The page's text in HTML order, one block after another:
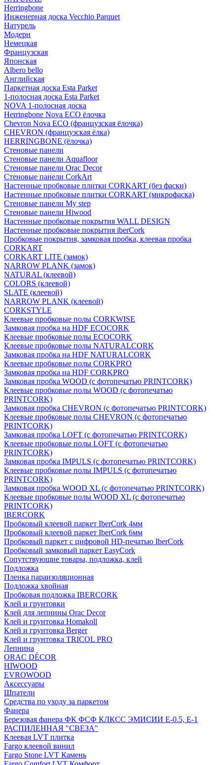
Herringbone
Инженерная доска Vecchio Parquet
Натурель
Модерн
Немецкая
Французская
Японская
Albero bello
Английская
Паркетная доска Esta Parket
1-полосная доска Esta Parket
NOVA 1-полосная доска
Herringbone Nova ECO ёлочка
Chevron Nova ECO (французская ёлочка)
CHEVRON (французская ёлка)
HERRINGBONE (ёлочка)
Стеновые панели
Стеновые панели Aquafloor
Стеновые панели Orac Decor
Стеновые панели CorkArt
Настенные пробковые плитки CORKART (без фаски)
Настенные пробковые плитки CORKART (микрофаска)
Стеновые панели My step
Стеновые панели Hiwood
Настенные пробковые покрытия WALL DESIGN
Настенные пробковые покрытия iberCork
Пробковые покрытия, замковая пробка, клеевая пробка
CORKART
CORKART LITE (замок)
NARROW PLANK (замок)
NATURAL (клеевой)
COLORS (клеевой)
SLATE (клеевой)
NARROW PLANK (клеевой)
CORKSTYLE
Клеевые пробковые полы CORKWISE
Замковая пробка на HDF ECOCORK
Клеевые пробковые полы ECOCORK
Клеевые пробковые полы NATURALCORK
Замковая пробка на HDF NATURALCORK
Клеевые пробковые полы CORKPRO
Замковая пробка на HDF CORKPRO
Замковая пробка WOOD (с фотопечатью PRINTCORK)
Клеевые пробковые полы WOOD (с фотопечатью
PRINTCORK)
Замковая пробка CHEVRON (с фотопечатью PRINTCORK)
Клеевые пробковые полы CHEVRON (с фотопечатью
PRINTCORK)
Замковая пробка LOFT (с фотопечатью PRINTCORK)
Клеевые пробковые полы LOFT (с фотопечатью
PRINTCORK)
Замковая пробка IMPULS (с фотопечатью PRINTCORK)
Клеевые пробковые полы IMPULS (с фотопечатью
PRINTCORK)
Замковая пробка WOOD XL (с фотопечатью PRINTCORK)
Клеевые пробковые полы WOOD XL (с фотопечатью
PRINTCORK)
IBERCORK
Пробковый клеевой паркет IberCork 4мм
Пробковый клеевой паркет IberCork 6мм
Пробковый паркет с цифровой HD-печатью IberCork
Пробковый замковый паркет EasyCork
Сопутствующие товары, подложка, клей
Подложка
Пленка параизоляционная
Подложка хвойная
Пробковая подложка IBERCORK
Клей и грунтовки
Клей для лепнины Orac Decor
Клей и грунтовка Homakoll
Клей и грунтовка Berger
Клей и грунтовка TRICOL PRO
Лепнина
ORAC DÉCOR
HIWOOD
EVROWOOD
Аксессуары
Шпатели
Средства по уходу за паркетом
Фанера
Березовая фанера ФК ФСФ КЛКСС ЭМИСИИ Е-0.5, Е-1
РАСПИЛЕННАЯ "СВЕЗА"
Клеевая LVT плитка
Fargo клеевой винил
Fargo Stone LVT Камень